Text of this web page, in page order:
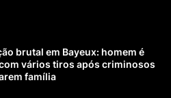
brutal em Bayeux: homem é
vários tiros após criminosos
família